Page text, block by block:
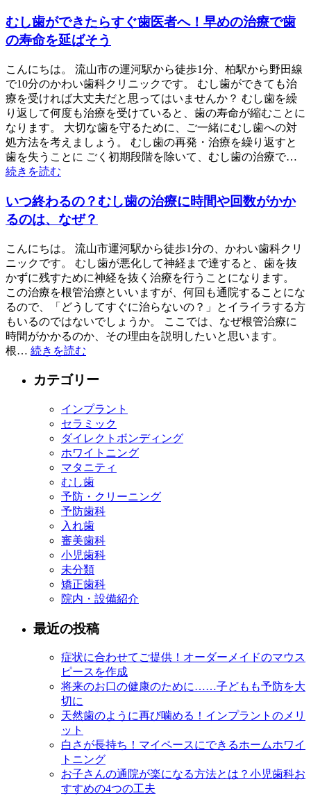
むし歯ができたらすぐ歯医者へ！早めの治療で歯
の寿命を延ばそう
こんにちは。 流山市の運河駅から徒歩1分、柏駅から野田線
で10分のかわい歯科クリニックです。 むし歯ができても治
療を受ければ大丈夫だと思ってはいませんか？ むし歯を繰
り返して何度も治療を受けていると、歯の寿命が縮むことに
なります。 大切な歯を守るために、ご一緒にむし歯への対
処方法を考えましょう。 むし歯の再発・治療を繰り返すと
歯を失うことに ごく初期段階を除いて、むし歯の治療で…
続きを読む
いつ終わるの？むし歯の治療に時間や回数がかか
るのは、なぜ？
こんにちは。 流山市運河駅から徒歩1分の、かわい歯科クリ
ニックです。 むし歯が悪化して神経まで達すると、歯を抜
かずに残すために神経を抜く治療を行うことになります。
この治療を根管治療といいますが、何回も通院することにな
るので、「どうしてすぐに治らないの？」とイライラする方
もいるのではないでしょうか。 ここでは、なぜ根管治療に
時間がかかるのか、その理由を説明したいと思います。
根… 続きを読む
カテゴリー
インプラント
セラミック
ダイレクトボンディング
ホワイトニング
マタニティ
むし歯
予防・クリーニング
予防歯科
入れ歯
審美歯科
小児歯科
未分類
矯正歯科
院内・設備紹介
最近の投稿
症状に合わせてご提供！オーダーメイドのマウス
ピースを作成
将来のお口の健康のために……子どもも予防を大
切に
天然歯のように再び噛める！インプラントのメリ
ット
白さが長持ち！マイペースにできるホームホワイ
トニング
お子さんの通院が楽になる方法とは？小児歯科お
すすめの4つの工夫